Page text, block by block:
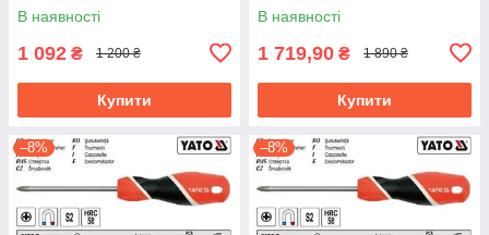
В наявності
1 092 ₴ 1 200 ₴
Купити
В наявності
1 719,90 ₴ 1 890 ₴
Купити
–8% –8%